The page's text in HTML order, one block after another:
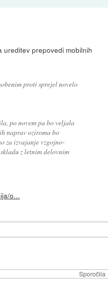
ureditev prepovedi mobilnih
proti sprejel novelo
po novem pa bo veljala
naprav oziroma bo
za izvajanje vzgojno-
z letnim delovnim
o...
Sporočila